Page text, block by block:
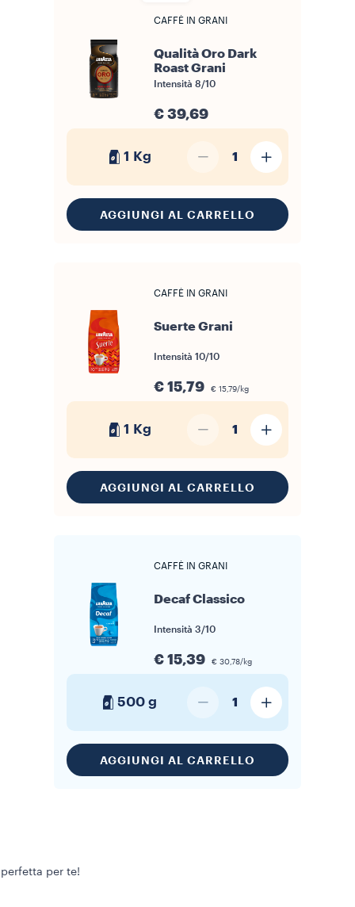
scelta adatta tanto all'utilizzo quotidiano in casa quanto agli
ambienti professionali (bar, ristoranti e uffici) dove la costanza del
caffè in grani, confronta i profili aromatici e trova la miscela più
adatta alle tue abitudini di consumo.
CAFFÈ IN GRANI
Qualità Oro Dark
Roast Grani
Intensità 8/10
€ 39,69
1 Kg 1
AGGIUNGI AL CARRELLO
CAFFÈ IN GRANI
Suerte Grani
Intensità 10/10
€ 15,79 € 15,79/kg
1 Kg 1
AGGIUNGI AL CARRELLO
CAFFÈ IN GRANI
Decaf Classico
Intensità 3/10
€ 15,39 € 30,78/kg
500 g 1
AGGIUNGI AL CARRELLO
per te!